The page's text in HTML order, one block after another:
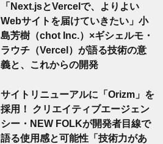
「Next.jsとVercelで、よりよい
Webサイトを届けていきたい」小
島芳樹（chot Inc.）×ギシェルモ・
ラウチ（Vercel）が語る技術の意
義と、これからの開発
サイトリニューアルに「Orizm」を
採用！ クリエイティブエージェン
シー・NEW FOLKが開発者目線で
語る使用感と可能性「技術力があ